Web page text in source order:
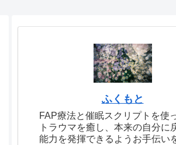
ふくもと
FAP療法と催眠スクリプトを使
トラウマを癒し、本来の自分に
能力を発揮できるようお手伝い